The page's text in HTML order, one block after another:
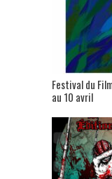
Festival du
au 10 avril